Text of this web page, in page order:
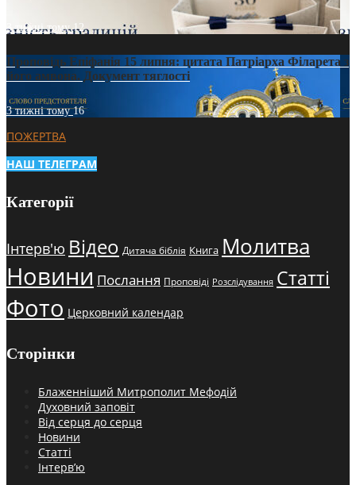
3 тижні тому12
Проповідь Епіфанія 15 липня: цитата Патріарха Філарета з
його амвона. Документ тяглості
3 тижні тому16
ПОЖЕРТВА
НАШ ТЕЛЕГРАМ
Категорії
Інтерв'ю Відео Дитяча біблія Книга Молитва
Новини Послання Проповіді Розслідування Статті
Фото Церковний календар
Сторінки
Блаженніший Митрополит Мефодій
Духовний заповіт
Від серця до серця
Новини
Статті
Інтерв’ю